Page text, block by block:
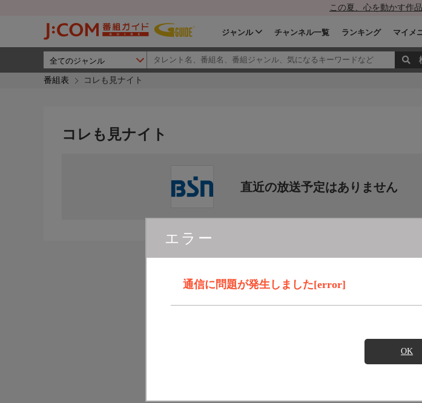
この夏、心を動かす作
ジャンル チャンネル一覧 ランキング マイメ
番組表 コレも見ナイト
エラー
通信に問題が発生しました[error]
OK
コレも見ナイト
直近の放送予定はありません